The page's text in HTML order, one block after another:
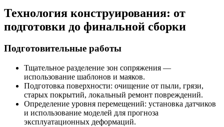
Технология конструирования: от
подготовки до финальной сборки
Подготовительные работы
Тщательное разделение зон сопряжения —
использование шаблонов и маяков.
Подготовка поверхности: очищение от пыли, грязи,
старых покрытий, локальный ремонт повреждений.
Определение уровня перемещений: установка датчиков
и использование моделей для прогноза
эксплуатационных деформаций.